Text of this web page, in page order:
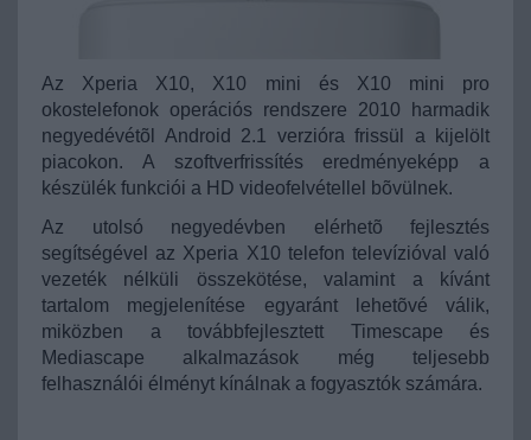
Az Xperia X10, X10 mini és X10 mini pro
okostelefonok operációs rendszere 2010 harmadik
negyedévétõl Android 2.1 verzióra frissül a kijelölt
piacokon. A szoftverfrissítés eredményeképp a
készülék funkciói a HD videofelvétellel bõvülnek.
Az utolsó negyedévben elérhetõ fejlesztés
segítségével az Xperia X10 telefon televízióval való
vezeték nélküli összekötése, valamint a kívánt
tartalom megjelenítése egyaránt lehetõvé válik,
miközben a továbbfejlesztett Timescape és
Mediascape alkalmazások még teljesebb
felhasználói élményt kínálnak a fogyasztók számára.